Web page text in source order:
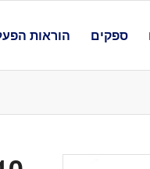
ספקים הוראות